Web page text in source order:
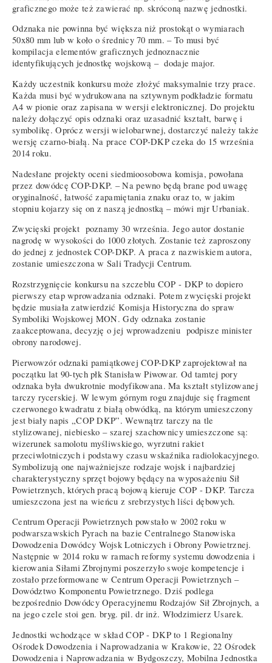
graficznego może też zawierać np. skróconą nazwę jednostki.
Odznaka nie powinna być większa niż prostokąt o wymiarach
50x80 mm lub w koło o średnicy 70 mm. – To musi być
kompilacja elementów graficznych jednoznacznie
identyfikujących jednostkę wojskową – dodaje major.
Każdy uczestnik konkursu może złożyć maksymalnie trzy prace.
Każda musi być wydrukowana na sztywnym podkładzie formatu
A4 w pionie oraz zapisana w wersji elektronicznej. Do projektu
należy dołączyć opis odznaki oraz uzasadnić kształt, barwę i
symbolikę. Oprócz wersji wielobarwnej, dostarczyć należy także
wersję czarno-białą. Na prace COP-DKP czeka do 15 września
2014 roku.
Nadesłane projekty oceni siedmioosobowa komisja, powołana
przez dowódcę COP-DKP. – Na pewno będą brane pod uwagę
oryginalność, łatwość zapamiętania znaku oraz to, w jakim
stopniu kojarzy się on z naszą jednostką – mówi mjr Urbaniak.
Zwycięski projekt poznamy 30 września. Jego autor dostanie
nagrodę w wysokości do 1000 złotych. Zostanie też zaproszony
do jednej z jednostek COP-DKP. A praca z nazwiskiem autora,
zostanie umieszczona w Sali Tradycji Centrum.
Rozstrzygnięcie konkursu na szczeblu COP - DKP to dopiero
pierwszy etap wprowadzania odznaki. Potem zwycięski projekt
będzie musiała zatwierdzić Komisja Historyczna do spraw
Symboliki Wojskowej MON. Gdy odznaka zostanie
zaakceptowana, decyzję o jej wprowadzeniu podpisze minister
obrony narodowej.
Pierwowzór odznaki pamiątkowej COP-DKP zaprojektował na
początku lat 90-tych płk Stanisław Piwowar. Od tamtej pory
odznaka była dwukrotnie modyfikowana. Ma kształt stylizowanej
tarczy rycerskiej. W lewym górnym rogu znajduje się fragment
czerwonego kwadratu z białą obwódką, na którym umieszczony
jest biały napis „COP DKP”. Wewnątrz tarczy na tle
stylizowanej, niebiesko – szarej szachownicy umieszczone są:
wizerunek samolotu myśliwskiego, wyrzutni rakiet
przeciwlotniczych i podstawy czasu wskaźnika radiolokacyjnego.
Symbolizują one najważniejsze rodzaje wojsk i najbardziej
charakterystyczny sprzęt bojowy będący na wyposażeniu Sił
Powietrznych, których pracą bojową kieruje COP - DKP. Tarcza
umieszczona jest na wieńcu z srebrzystych liści dębowych.
Centrum Operacji Powietrznych powstało w 2002 roku w
podwarszawskich Pyrach na bazie Centralnego Stanowiska
Dowodzenia Dowódcy Wojsk Lotniczych i Obrony Powietrznej.
Następnie w 2014 roku w ramach reformy systemu dowodzenia i
kierowania Siłami Zbrojnymi poszerzyło swoje kompetencje i
zostało przeformowane w Centrum Operacji Powietrznych –
Dowództwo Komponentu Powietrznego. Dziś podlega
bezpośrednio Dowódcy Operacyjnemu Rodzajów Sił Zbrojnych, a
na jego czele stoi gen. bryg. pil. dr inż. Włodzimierz Usarek.
Jednostki wchodzące w skład COP - DKP to 1 Regionalny
Ośrodek Dowodzenia i Naprowadzania w Krakowie, 22 Ośrodek
Dowodzenia i Naprowadzania w Bydgoszczy, Mobilna Jednostka